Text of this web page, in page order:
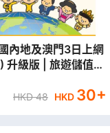
內地及澳門3日上網
升級版 | 旅遊儲值卡
HKD48 HKD 30+